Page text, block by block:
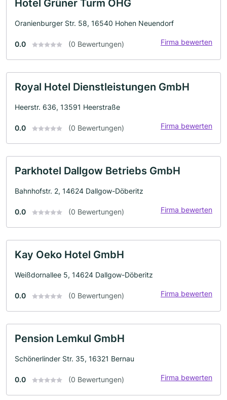
Hotel Grüner Turm OHG
Oranienburger Str. 58, 16540 Hohen Neuendorf
0.0 (0 Bewertungen) Firma bewerten
Royal Hotel Dienstleistungen GmbH
Heerstr. 636, 13591 Heerstraße
0.0 (0 Bewertungen) Firma bewerten
Parkhotel Dallgow Betriebs GmbH
Bahnhofstr. 2, 14624 Dallgow-Döberitz
0.0 (0 Bewertungen) Firma bewerten
Kay Oeko Hotel GmbH
Weißdornallee 5, 14624 Dallgow-Döberitz
0.0 (0 Bewertungen) Firma bewerten
Pension Lemkul GmbH
Schönerlinder Str. 35, 16321 Bernau
0.0 (0 Bewertungen) Firma bewerten